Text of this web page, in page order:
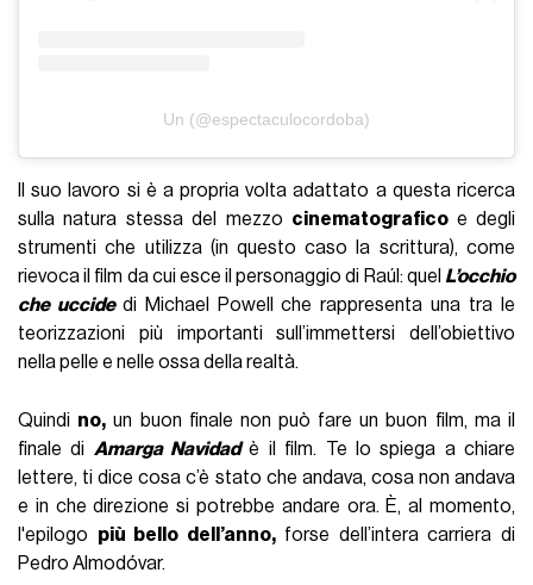
Un (@espectaculocordoba)
Il suo lavoro si è a propria volta adattato a questa ricerca
sulla natura stessa del mezzo cinematografico e degli
strumenti che utilizza (in questo caso la scrittura), come
rievoca il film da cui esce il personaggio di Raúl: quel L’occhio
che uccide di Michael Powell che rappresenta una tra le
teorizzazioni più importanti sull’immettersi dell’obiettivo
nella pelle e nelle ossa della realtà.
Quindi no, un buon finale non può fare un buon film, ma il
finale di Amarga Navidadè il film. Te lo spiega a chiare
lettere, ti dice cosa c’è stato che andava, cosa non andava
e in che direzione si potrebbe andare ora. È, al momento,
l'epilogo più bello dell’anno,forse dell’intera carriera di
Pedro Almodóvar.